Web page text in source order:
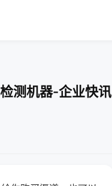
测机器-企业快讯